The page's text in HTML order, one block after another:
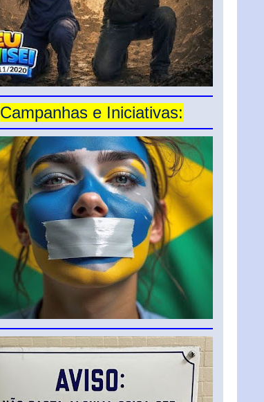
Campanhas e Iniciativas: